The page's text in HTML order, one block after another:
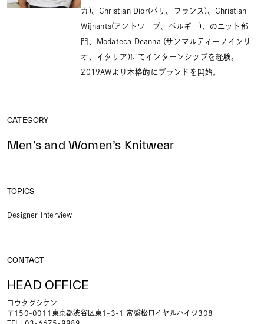
カ)、Christian Dior(パリ、フランス)、Christian
Wijnants(アントワープ、ベルギー)、のニット部
門、Modateca Deanna (サンマルティーノインリ
オ、イタリア)にてインターンシップを経験。
2019AWより本格的にブランドを開始。
CATEGORY
Men’s and Women’s Knitwear
TOPICS
Designer Interview
CONTACT
HEAD OFFICE
コウタグシケン
〒150-0011東京都渋谷区東1-3-1 常盤松ロイヤルハイツ308